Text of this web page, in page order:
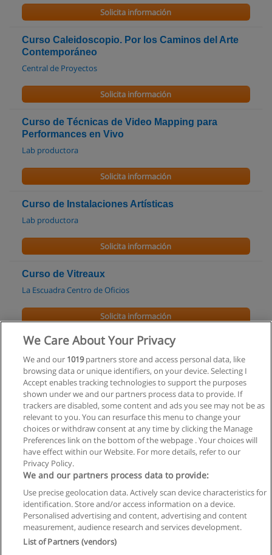
Solicita información
Curso Caleidoscopio. Por los Caminos del Arte
Contemporáneo
Central de Proyectos
Solicita información
Curso de Técnicas de Video Mapping para
Performances en Vivo
Lab productora
Solicita información
Curso de Instalaciones Artísticas
Lab productora
Solicita información
Curso de Vitreaux
La Escuadra Centro de Oficios
Solicita información
Curso - Certificado de Asistencia Presencial al
Curso Básico ó, Avanzado.
Curso de Fotografía Profesional Daniel Orlando
Solicita información
Privacidad de datos
Contactar con Educaedu
Copyright © Educaedu Business S.L. - CIF : B-95610580: -
We Care About Your Privacy
We and our 1019partners store and access personal data, like
browsing data or unique identifiers, on your device. Selecting I
Accept enables tracking technologies to support the purposes
shown under we and our partners process data to provide. If
trackers are disabled, some content and ads you see may not be as
relevant to you. You can resurface this menu to change your
choices or withdraw consent at any time by clicking the Manage
Preferences link on the bottom of the webpage . Your choices will
have effect within our Website. For more details, refer to our
Privacy Policy.
We and our partners process data to provide:
Use precise geolocation data. Actively scan device characteristics for
identification. Store and/or access information on a device.
Personalised advertising and content, advertising and content
measurement, audience research and services development.
List of Partners (vendors)